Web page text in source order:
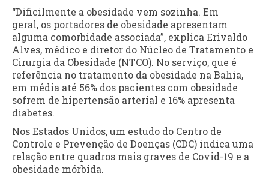
“Dificilmente a obesidade vem sozinha. Em
geral, os portadores de obesidade apresentam
alguma comorbidade associada”, explica Erivaldo
Alves, médico e diretor do Núcleo de Tratamento e
Cirurgia da Obesidade (NTCO). No serviço, que é
referência no tratamento da obesidade na Bahia,
em média até 56% dos pacientes com obesidade
sofrem de hipertensão arterial e 16% apresenta
diabetes.
Nos Estados Unidos, um estudo do Centro de
Controle e Prevenção de Doenças (CDC) indica uma
relação entre quadros mais graves de Covid-19 e a
obesidade mórbida.